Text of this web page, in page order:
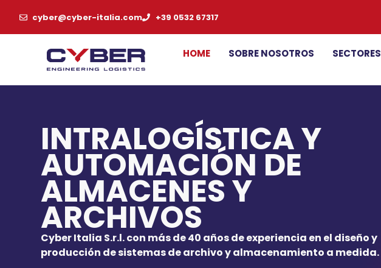
cyber@cyber-italia.com +39 0532 67317
HOME SOBRE NOSOTROS SECTORES
INTRALOGÍSTICA Y
AUTOMACIÓN DE
ALMACENES Y
ARCHIVOS
Cyber Italia S.r.l. con más de 40 años de experiencia en el diseño y
producción de sistemas de archivo y almacenamiento a medida.